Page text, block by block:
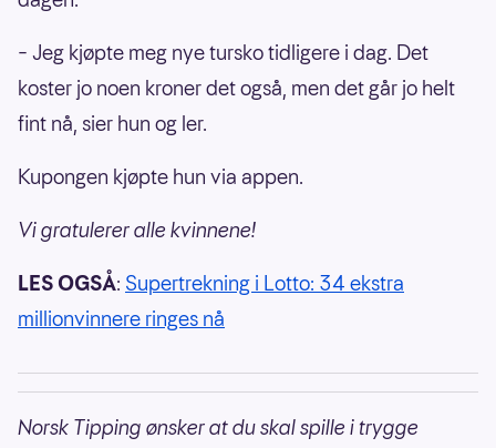
– Jeg kjøpte meg nye tursko tidligere i dag. Det
koster jo noen kroner det også, men det går jo helt
fint nå, sier hun og ler.
Kupongen kjøpte hun via appen.
Vi gratulerer alle kvinnene!
LES OGSÅ: Supertrekning i Lotto: 34 ekstra
millionvinnere ringes nå
Norsk Tipping ønsker at du skal spille i trygge